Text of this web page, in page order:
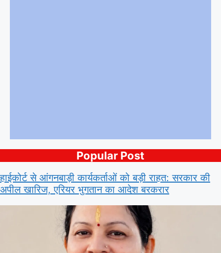
Popular Post
हाईकोर्ट से आंगनबाड़ी कार्यकर्ताओं को बड़ी राहत: सरकार की
अपील खारिज, एरियर भुगतान का आदेश बरकरार